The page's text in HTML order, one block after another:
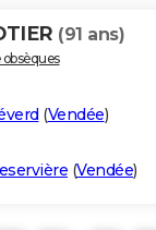
(91 ans)
(Vendée)
(Vendée)